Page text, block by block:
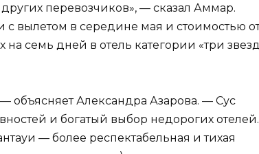
перевозчиков», — сказал Аммар.
с вылетом в середине мая и стоимостью
семь дней в отель категории «три
объясняет Александра Азарова. — Сус
и богатый выбор недорогих отелей.
— более респектабельная и тихая